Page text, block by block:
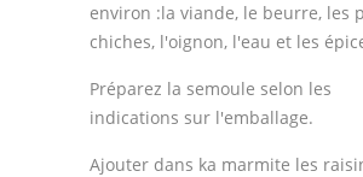
environ :la viande, le beurre, les
chiches, l'oignon, l'eau et les
Préparez la semoule selon les
indications sur l'emballage.
Ajouter dans ka marmite les